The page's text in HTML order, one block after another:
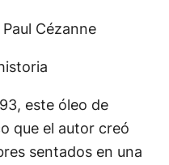
Cézanne
este óleo de
que el autor creó
sentados en una